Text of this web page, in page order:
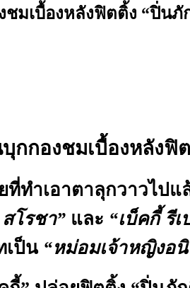
มเบื้องหลังฟิตติ้ง “ปิ่นภั
กกองชมเบื้องหลังฟิ
อาตาลุกวาวไปแล้
โรชา” และ “เบ็คกี้ รี
เป็น “หม่อมเจ้าหญิงอ